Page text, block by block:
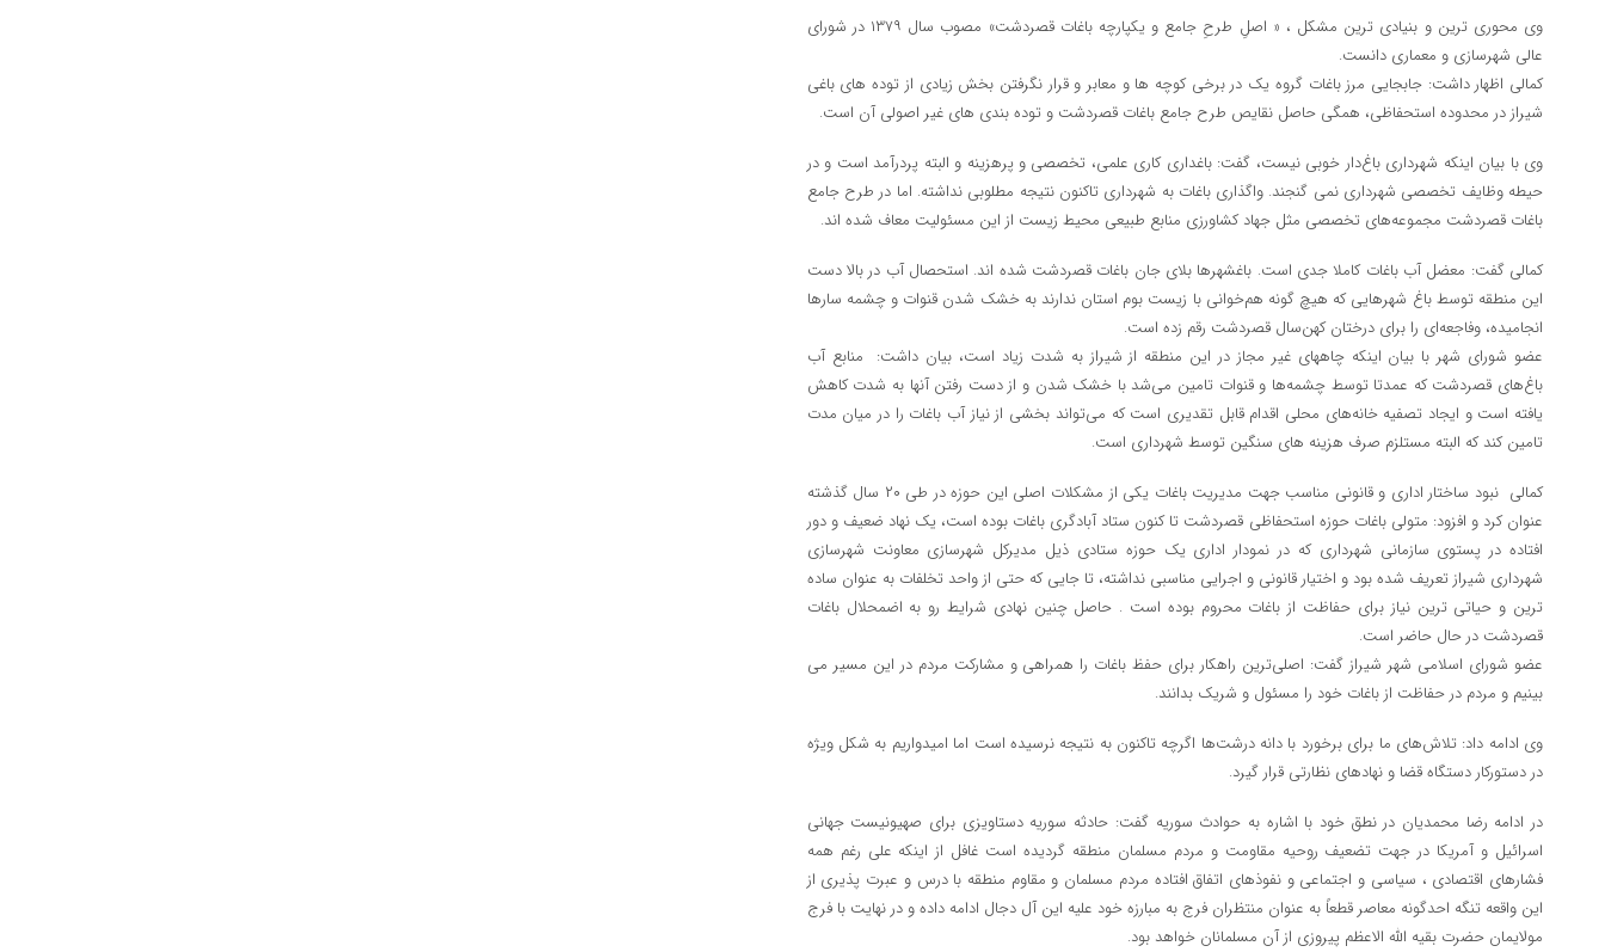
وی محوری ترین و بنیادی ترین مشکل ، « اصلِ طرحِ جامع و یکپارچه باغات قصردشت» مصوب سال ۱۳۷۹ در شورای
عالی شهرسازی و معماری دانست.
کمالی اظهار داشت: جابجایی مرز باغات گروه یک در برخی کوچه ها و معابر و قرار نگرفتن بخش زیادی از توده های باغی
شیراز در محدوده استحفاظی، همگی حاصل نقایص طرح جامع باغات قصردشت و توده بندی های غیر اصولی آن است.
وی با بیان اینکه شهرداری باغ‌دار خوبی نیست، گفت: باغداری کاری علمی، تخصصی و پرهزینه و البته پردرآمد است و در
حیطه وظایف تخصصی شهرداری نمی گنجند. واگذاری باغات به شهرداری تاکنون نتیجه مطلوبی نداشته. اما در طرح جامع
باغات قصردشت مجموعه‌های تخصصی مثل جهاد کشاورزی منابع طبیعی محیط زیست از این مسئولیت معاف شده اند.
کمالی گفت: معضل آب باغات کاملا جدی است. باغشهرها بلای جان باغات قصردشت شده اند. استحصال آب در بالا دست
این منطقه توسط باغ شهرهایی که هیچ گونه هم‌خوانی با زیست بوم استان ندارند به خشک شدن قنوات و چشمه سارها
انجامیده، وفاجعه‌ای را برای درختان کهن‌سال قصردشت رقم زده است.
عضو شورای شهر با بیان اینکه چاههای غیر مجاز در این منطقه از شیراز به شدت زیاد است، بیان داشت: منابع آب
باغ‌های قصردشت که عمدتا توسط چشمه‌ها و قنوات تامین می‌شد با خشک شدن و از دست رفتن آنها به شدت کاهش
یافته است و ایجاد تصفیه خانه‌های محلی اقدام قابل تقدیری است که می‌تواند بخشی از نیاز آب باغات را در میان مدت
تامین کند که البته مستلزم صرف هزینه های سنگین توسط شهرداری است.
کمالی نبود ساختار اداری و قانونی مناسب جهت مدیریت باغات یکی از مشکلات اصلی این حوزه در طی ۲۰ سال گذشته
عنوان کرد و افزود: متولی باغات حوزه استحفاظی قصردشت تا کنون ستاد آبادگری باغات بوده است، یک نهاد ضعیف و دور
افتاده در پستوی سازمانی شهرداری که در نمودار اداری یک حوزه ستادی ذیل مدیرکل شهرسازی معاونت شهرسازی
شهرداری شیراز تعریف شده بود و اختیار قانونی و اجرایی مناسبی نداشته، تا جایی که حتی از واحد تخلفات به عنوان ساده
ترین و حیاتی ترین نیاز برای حفاظت از باغات محروم بوده است . حاصل چنین نهادی شرایط رو به اضمحلال باغات
قصردشت در حال حاضر است.
عضو شورای اسلامی شهر شیراز گفت: اصلی‌ترین راهکار برای حفظ باغات را همراهی و مشارکت مردم در این مسیر می
بینیم و مردم در حفاظت از باغات خود را مسئول و شریک بدانند.
وی ادامه داد: تلاش‌های ما برای برخورد با دانه درشت‌ها اگرچه تاکنون به نتیجه نرسیده است اما امیدواریم به شکل ویژه
در دستورکار دستگاه قضا و نهادهای نظارتی قرار گیرد.
در ادامه رضا محمدیان در نطق خود با اشاره به حوادث سوریه گفت: حادثه سوریه دستاویزی برای صهیونیست جهانی
اسرائیل و آمریکا در جهت تضعیف روحیه مقاومت و مردم مسلمان منطقه گردیده است غافل از اینکه علی رغم همه
فشارهای اقتصادی ، سیاسی و اجتماعی و نفوذ‌های اتفاق افتاده مردم مسلمان و مقاوم منطقه با درس و عبرت پذیری از
این واقعه تنگه احدگونه معاصر قطعاً به عنوان منتظران فرج به مبارزه خود علیه این آل دجال ادامه داده و در نهایت با فرج
مولایمان حضرت بقیه الله الاعظم پیروزی از آن مسلمانان خواهد بود.